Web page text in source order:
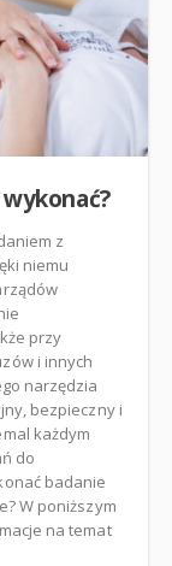
z
niemu
przy
i innych
narzędzia
bezpieczny i
każdym
do
badanie
W poniższym
na temat